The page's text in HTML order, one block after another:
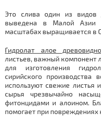
Это слива один из видов
выведена в Малой
масштабах выращивается в
Гидролат алое
листьев, важный компонент
для изготовления
сирийского производства
используют свежие листья
сырья чрезвычайно
фитонцидами и алоином.
помогает при повреждениях